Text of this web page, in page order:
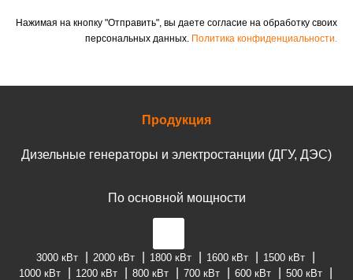
Нажимая на кнопку "Отправить", вы даете согласие на обработку своих
персональных данных. Политика конфиденциальности.
Продукция
Дизельные генераторы и электростанции (ДГУ, ДЭС)
По основной мощности
3000 кВт 2000 кВт 1800 кВт 1600 кВт
1500 кВт
1000 кВт
1200 кВт 800 кВт 700 кВт 600 кВт
500 кВт